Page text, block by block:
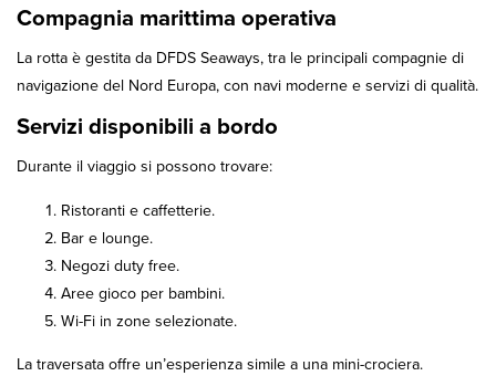
Compagnia marittima operativa
La rotta è gestita da DFDS Seaways, tra le principali compagnie di
navigazione del Nord Europa, con navi moderne e servizi di qualità.
Servizi disponibili a bordo
Durante il viaggio si possono trovare:
Ristoranti e caffetterie.
Bar e lounge.
Negozi duty free.
Aree gioco per bambini.
Wi-Fi in zone selezionate.
La traversata offre un’esperienza simile a una mini-crociera.